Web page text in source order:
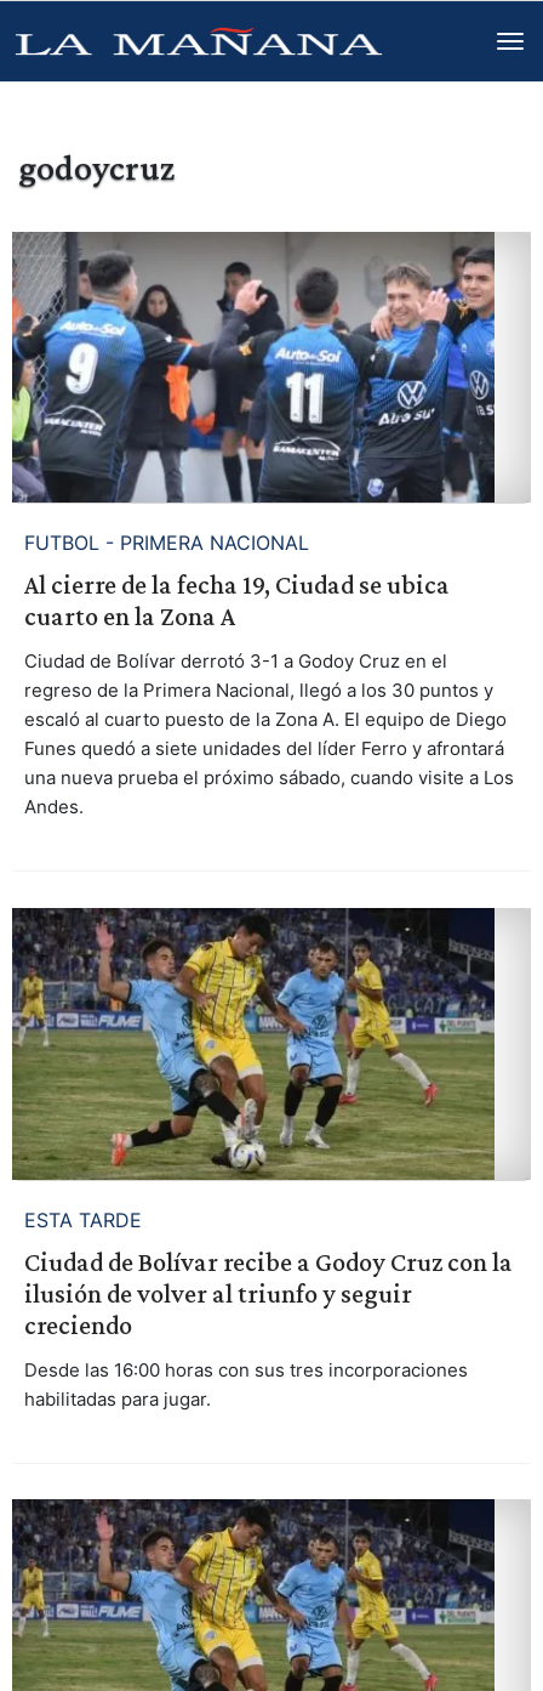
godoycruz
FUTBOL - PRIMERA NACIONAL
Al cierre de la fecha 19, Ciudad se ubica
cuarto en la Zona A
Ciudad de Bolívar derrotó 3-1 a Godoy Cruz en el
regreso de la Primera Nacional, llegó a los 30 puntos y
escaló al cuarto puesto de la Zona A. El equipo de Diego
Funes quedó a siete unidades del líder Ferro y afrontará
una nueva prueba el próximo sábado, cuando visite a Los
Andes.
ESTA TARDE
Ciudad de Bolívar recibe a Godoy Cruz con la
ilusión de volver al triunfo y seguir
creciendo
Desde las 16:00 horas con sus tres incorporaciones
habilitadas para jugar.